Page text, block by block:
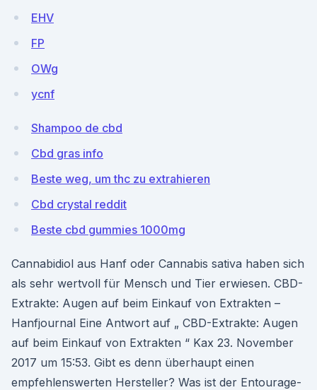
EHV
FP
OWg
ycnf
Shampoo de cbd
Cbd gras info
Beste weg, um thc zu extrahieren
Cbd crystal reddit
Beste cbd gummies 1000mg
Cannabidiol aus Hanf oder Cannabis sativa haben sich
als sehr wertvoll für Mensch und Tier erwiesen. CBD-
Extrakte: Augen auf beim Einkauf von Extrakten –
Hanfjournal Eine Antwort auf „ CBD-Extrakte: Augen
auf beim Einkauf von Extrakten “ Kax 23. November
2017 um 15:53. Gibt es denn überhaupt einen
empfehlenswerten Hersteller? Was ist der Entourage-